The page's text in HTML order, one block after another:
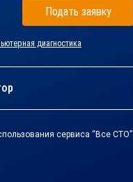
Подать заявку
диагностика
сервиса “Все СТО”